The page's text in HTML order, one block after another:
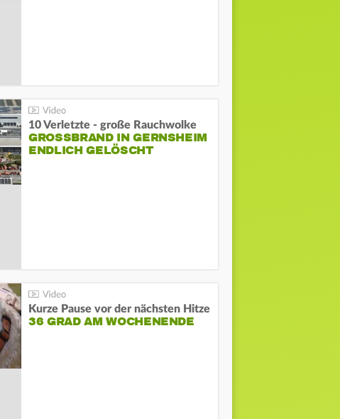
10 Verletzte - große Rauchwolke
GROSSBRAND IN GERNSHEIM E
NDLICH GELÖSCHT
Kurze Pause vor der nächsten Hitze
36 GRAD AM WOCHENENDE